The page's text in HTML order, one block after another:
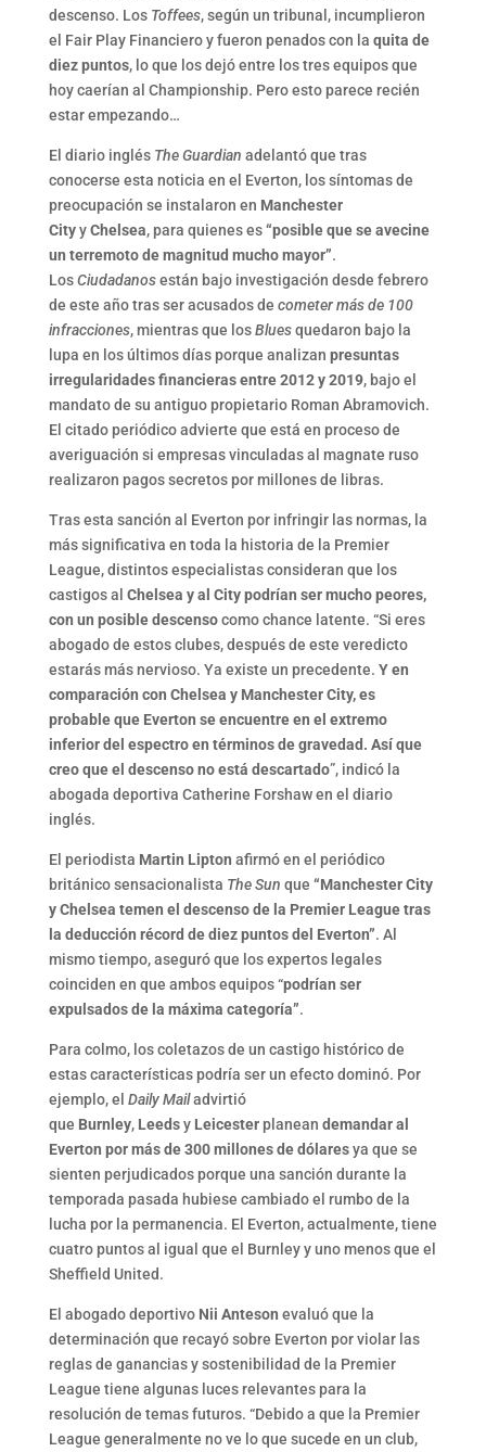
descenso. Los Toffees, según un tribunal, incumplieron
el Fair Play Financiero y fueron penados con la quita de
diez puntos, lo que los dejó entre los tres equipos que
hoy caerían al Championship. Pero esto parece recién
estar empezando…
El diario inglés The Guardian adelantó que tras
conocerse esta noticia en el Everton, los síntomas de
preocupación se instalaron en Manchester
CityyChelsea, para quienes es“posible que se avecine
un terremoto de magnitud mucho mayor”.
LosCiudadanosestán bajo investigación desde febrero
de este año tras ser acusados de cometer más de 100
infracciones, mientras que losBluesquedaron bajo la
lupa en los últimos días porque analizan presuntas
irregularidades financieras entre 2012 y 2019, bajo el
mandato de su antiguo propietario Roman Abramovich.
El citado periódico advierte que está en proceso de
averiguación si empresas vinculadas al magnate ruso
realizaron pagos secretos por millones de libras.
Tras esta sanción al Everton por infringir las normas, la
más significativa en toda la historia de la Premier
League, distintos especialistas consideran que los
castigos al Chelsea y al City podrían ser mucho peores,
con un posible descensocomo chance latente. “Si eres
abogado de estos clubes, después de este veredicto
estarás más nervioso. Ya existe un precedente. Y en
comparación con Chelsea y Manchester City, es
probable que Everton se encuentre en el extremo
inferior del espectro en términos de gravedad. Así que
creo que el descenso no está descartado”, indicó la
abogada deportiva Catherine Forshaw en el diario
inglés.
El periodista Martin Lipton afirmó en el periódico
británico sensacionalista The Sun que “Manchester City
y Chelsea temen el descenso de la Premier League tras
la deducción récord de diez puntos del Everton”. Al
mismo tiempo, aseguró que los expertos legales
coinciden en que ambos equipos “podrían ser
expulsados de la máxima categoría”.
Para colmo, los coletazos de un castigo histórico de
estas características podría ser un efecto dominó. Por
ejemplo, el Daily Mailadvirtió
que Burnley, Leedsy Leicester planean demandar al
Everton por más de 300 millones de dólaresya que se
sienten perjudicados porque una sanción durante la
temporada pasada hubiese cambiado el rumbo de la
lucha por la permanencia. El Everton, actualmente, tiene
cuatro puntos al igual que el Burnley y uno menos que el
Sheffield United.
El abogado deportivo Nii Anteson evaluó que la
determinación que recayó sobre Everton por violar las
reglas de ganancias y sostenibilidad de la Premier
League tiene algunas luces relevantes para la
resolución de temas futuros. “Debido a que la Premier
League generalmente no ve lo que sucede en un club,